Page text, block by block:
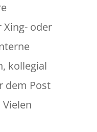
oder
kollegial
dem Post